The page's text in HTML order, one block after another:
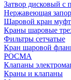
Затвор дисковый с
Нержавеющая
Шаровой кран
Краны шаровые
Фильтры сетчатые
Кран шаровой
РОСМА
Клапаны
Краны и клапаны